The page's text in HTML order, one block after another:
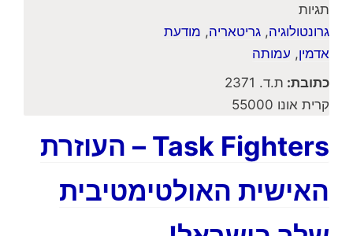
תגיות
גרונטולוגיה, גריטאריה, מודעת
אדמין, עמותה
כתובת: ת.ד. 2371
קרית אונו 55000
Task Fighters – העוזרת
האישית האולטימטיבית